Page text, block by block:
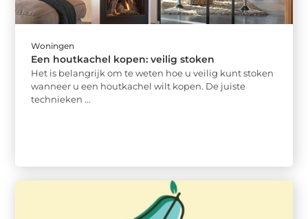
Woningen
Een houtkachel kopen: veilig stoken
Het is belangrijk om te weten hoe u veilig kunt stoken
wanneer u een houtkachel wilt kopen. De juiste
technieken ...